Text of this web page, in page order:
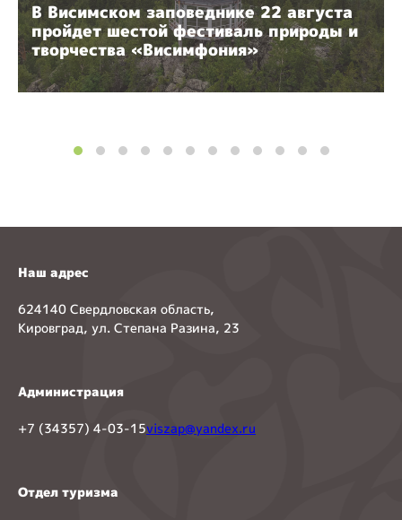
В Висимском заповеднике 22 августа
пройдет шестой фестиваль природы и
творчества «Висимфония»
Наш адрес
624140 Свердловская область,
Кировград, ул. Степана Разина, 23
Администрация
+7 (34357) 4-03-15viszap@yandex.ru
Отдел туризма